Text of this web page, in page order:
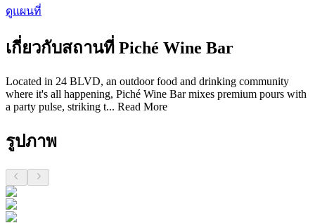
ดูแผนที่
เกี่ยวกับสถานที่ Piché Wine Bar
Located in 24 BLVD, an outdoor food and drinking community
where it's all happening, Piché Wine Bar mixes premium pours with
a party pulse, striking t... Read More
รูปภาพ